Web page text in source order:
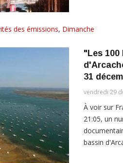
des émissions, Dimanche
"Les
31
vendredi 29
À voir sur
21:05, un
bassin